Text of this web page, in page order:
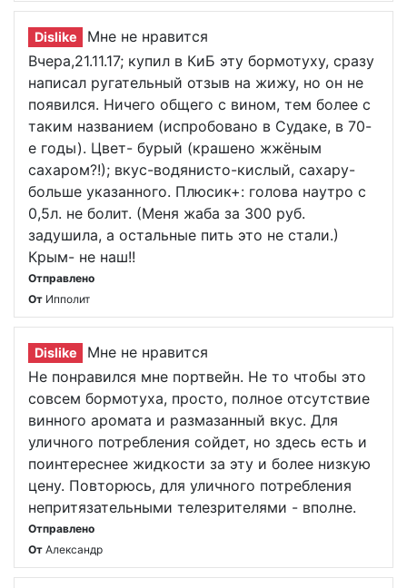
Dislike
Мне не нравится
Вчера,21.11.17; купил в КиБ эту бормотуху, сразу
написал ругательный отзыв на жижу, но он не
появился. Ничего общего с вином, тем более с
таким названием (испробовано в Судаке, в 70-
е годы). Цвет- бурый (крашено жжёным
сахаром?!); вкус-водянисто-кислый, сахару-
больше указанного. Плюсик+: голова наутро с
0,5л. не болит. (Меня жаба за 300 руб.
задушила, а остальные пить это не стали.)
Крым- не наш!!
Отправлено
От Ипполит
Dislike
Мне не нравится
Не понравился мне портвейн. Не то чтобы это
совсем бормотуха, просто, полное отсутствие
винного аромата и размазанный вкус. Для
уличного потребления сойдет, но здесь есть и
поинтереснее жидкости за эту и более низкую
цену. Повторюсь, для уличного потребления
непритязательными телезрителями - вполне.
Отправлено
От Александр